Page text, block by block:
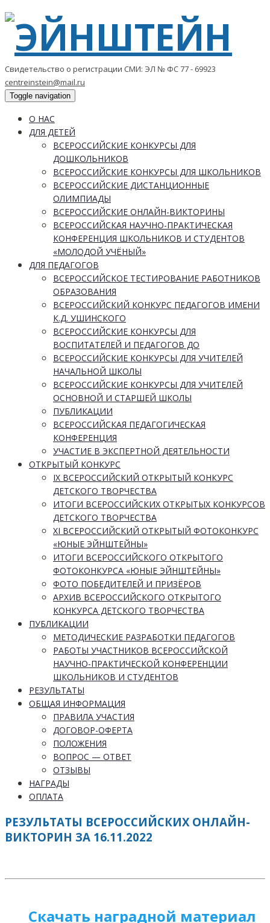
Свидетельство о регистрации СМИ: ЭЛ № ФС 77 - 69923
centreinstein@mail.ru
Toggle navigation
О НАС
ДЛЯ ДЕТЕЙ
ВСЕРОССИЙСКИЕ КОНКУРСЫ ДЛЯ
ДОШКОЛЬНИКОВ
ВСЕРОССИЙСКИЕ КОНКУРСЫ ДЛЯ ШКОЛЬНИКОВ
ВСЕРОССИЙСКИЕ ДИСТАНЦИОННЫЕ
ОЛИМПИАДЫ
ВСЕРОССИЙСКИЕ ОНЛАЙН-ВИКТОРИНЫ
ВСЕРОССИЙСКАЯ НАУЧНО-ПРАКТИЧЕСКАЯ
КОНФЕРЕНЦИЯ ШКОЛЬНИКОВ И СТУДЕНТОВ
«МОЛОДОЙ УЧЁНЫЙ»
ДЛЯ ПЕДАГОГОВ
ВСЕРОССИЙСКОЕ ТЕСТИРОВАНИЕ РАБОТНИКОВ
ОБРАЗОВАНИЯ
ВСЕРОССИЙСКИЙ КОНКУРС ПЕДАГОГОВ ИМЕНИ
К.Д. УШИНСКОГО
ВСЕРОССИЙСКИЕ КОНКУРСЫ ДЛЯ
ВОСПИТАТЕЛЕЙ И ПЕДАГОГОВ ДО
ВСЕРОССИЙСКИЕ КОНКУРСЫ ДЛЯ УЧИТЕЛЕЙ
НАЧАЛЬНОЙ ШКОЛЫ
ВСЕРОССИЙСКИЕ КОНКУРСЫ ДЛЯ УЧИТЕЛЕЙ
ОСНОВНОЙ И СТАРШЕЙ ШКОЛЫ
ПУБЛИКАЦИИ
ВСЕРОССИЙСКАЯ ПЕДАГОГИЧЕСКАЯ
КОНФЕРЕНЦИЯ
УЧАСТИЕ В ЭКСПЕРТНОЙ ДЕЯТЕЛЬНОСТИ
ОТКРЫТЫЙ КОНКУРС
IX ВСЕРОССИЙСКИЙ ОТКРЫТЫЙ КОНКУРС
ДЕТСКОГО ТВОРЧЕСТВА
ИТОГИ ВСЕРОССИЙСКИХ ОТКРЫТЫХ КОНКУРСОВ
ДЕТСКОГО ТВОРЧЕСТВА
XI ВСЕРОССИЙСКИЙ ОТКРЫТЫЙ ФОТОКОНКУРС
«ЮНЫЕ ЭЙНШТЕЙНЫ»
ИТОГИ ВСЕРОССИЙСКОГО ОТКРЫТОГО
ФОТОКОНКУРСА «ЮНЫЕ ЭЙНШТЕЙНЫ»
ФОТО ПОБЕДИТЕЛЕЙ И ПРИЗЁРОВ
АРХИВ ВСЕРОССИЙСКОГО ОТКРЫТОГО
КОНКУРСА ДЕТСКОГО ТВОРЧЕСТВА
ПУБЛИКАЦИИ
МЕТОДИЧЕСКИЕ РАЗРАБОТКИ ПЕДАГОГОВ
РАБОТЫ УЧАСТНИКОВ ВСЕРОССИЙСКОЙ
НАУЧНО-ПРАКТИЧЕСКОЙ КОНФЕРЕНЦИИ
ШКОЛЬНИКОВ И СТУДЕНТОВ
РЕЗУЛЬТАТЫ
ОБЩАЯ ИНФОРМАЦИЯ
ПРАВИЛА УЧАСТИЯ
ДОГОВОР-ОФЕРТА
ПОЛОЖЕНИЯ
ВОПРОС — ОТВЕТ
ОТЗЫВЫ
НАГРАДЫ
ОПЛАТА
РЕЗУЛЬТАТЫ ВСЕРОССИЙСКИХ ОНЛАЙН-
ВИКТОРИН ЗА 16.11.2022
Скачать наградной материал